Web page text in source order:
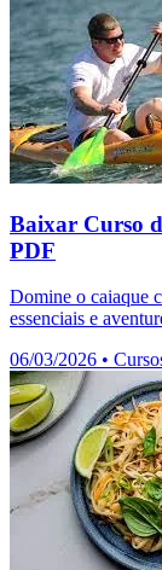
Baixar Curso
PDF
Domine o caiaque
essenciais e
06/03/2026 •